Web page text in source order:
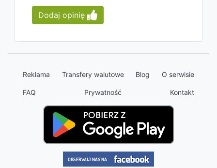
Dodaj opinię
Reklama Transfery walutowe Blog O serwisie
FAQ Prywatność Kontakt